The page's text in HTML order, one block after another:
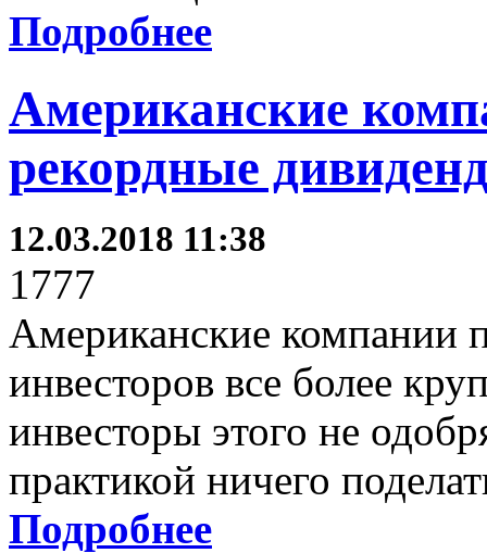
Подробнее
Американские
рекордные
12.03.2018 11:38
1777
Американские компании
инвесторов все более
инвесторы этого не
практикой ничего
Подробнее